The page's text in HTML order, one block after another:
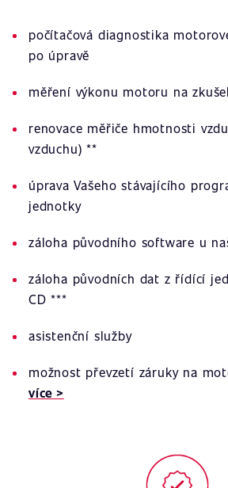
počítačová diagnostika
po úpravě
měření výkonu motoru na
renovace měřiče hmotnosti
vzduchu) **
úprava Vašeho stávajícího
jednotky
záloha původního software u
záloha původních dat z řídící
CD ***
asistenční služby
možnost převzetí záruky na
více >